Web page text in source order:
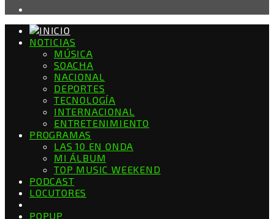
NOTICIAS
MÚSICA
SOACHA
NACIONAL
DEPORTES
TECNOLOGÍA
INTERNACIONAL
ENTRETENIMIENTO
PROGRAMAS
LAS 10 EN ONDA
MI ÁLBUM
TOP MUSIC WEEKEND
PODCAST
LOCUTORES
POPUP